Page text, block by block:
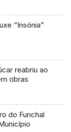
“Insónia”
reabriu ao
obras
do Funchal